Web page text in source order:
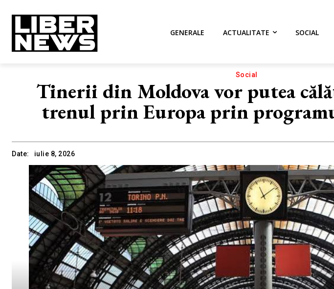
GENERALE ACTUALITATE SOCIAL
Social
Tinerii din Moldova vor putea
trenul prin Europa prin
Date: iulie 8, 2026